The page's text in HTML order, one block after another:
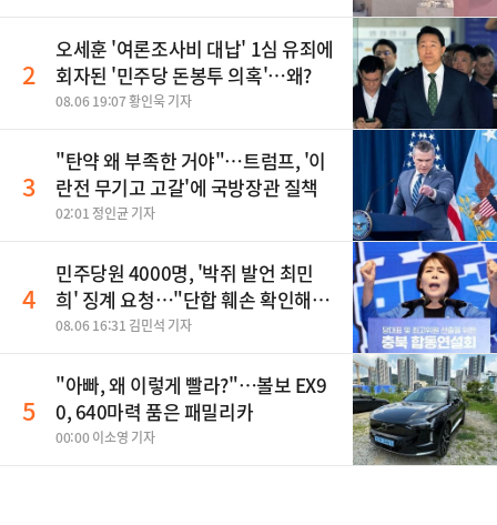
2
오세훈 '여론조사비 대납' 1심 유죄에
회자된 '민주당 돈봉투 의혹'…왜?
08.06 19:07 황인욱 기자
3
"탄약 왜 부족한 거야"…트럼프, '이
란전 무기고 고갈'에 국방장관 질책
02:01 정인균 기자
4
민주당원 4000명, '박쥐 발언 최민
희' 징계 요청…"단합 훼손 확인해
야"
08.06 16:31 김민석 기자
5
"아빠, 왜 이렇게 빨라?"…볼보 EX9
0, 640마력 품은 패밀리카
00:00 이소영 기자